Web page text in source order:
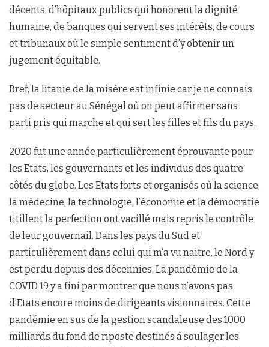
décents, d’hôpitaux publics qui honorent la dignité
humaine, de banques qui servent ses intérêts, de cours
et tribunaux où le simple sentiment d’y obtenir un
jugement équitable.
Bref, la litanie de la misère est infinie car je ne connais
pas de secteur au Sénégal où on peut affirmer sans
parti pris qui marche et qui sert les filles et fils du pays.
2020 fut une année particulièrement éprouvante pour
les Etats, les gouvernants et les individus des quatre
côtés du globe. Les Etats forts et organisés où la science,
la médecine, la technologie, l’économie et la démocratie
titillent la perfection ont vacillé mais repris le contrôle
de leur gouvernail. Dans les pays du Sud et
particulièrement dans celui qui m’a vu naitre, le Nord y
est perdu depuis des décennies. La pandémie de la
COVID 19 y a fini par montrer que nous n’avons pas
d’Etats encore moins de dirigeants visionnaires. Cette
pandémie en sus de la gestion scandaleuse des 1000
milliards du fond de riposte destinés á soulager les